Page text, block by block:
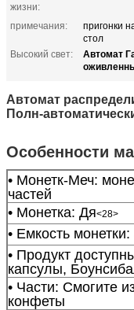
жизни:
примечания:
пригонки
стол
Высокий свет:
Автомат
Автомат
Полн-
Особенности
• Монетк-Меч:
частей
• Монетка: Дя<28>
• Емкость монетки:
• Продукт
капсулы,
• Части: Смогите
конфеты